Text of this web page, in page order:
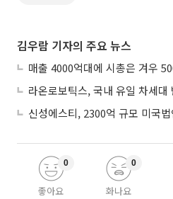
김우람 기자의 주요 뉴스
좋아요
0
화나요
0